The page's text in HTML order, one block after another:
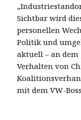
Sichtbar wird
personellen
Politik und
aktuell – an dem
Verhalten von
mit dem VW-